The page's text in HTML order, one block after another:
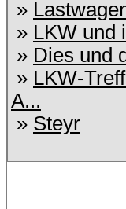
»
» LKW und
» Dies und
» LKW-
A...
» Steyr